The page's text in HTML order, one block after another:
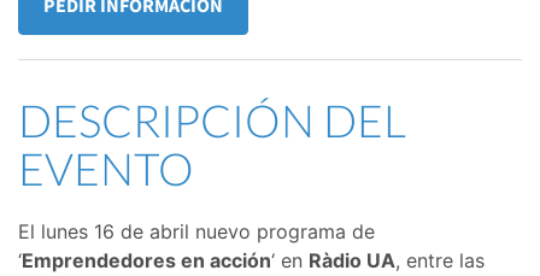
PEDIR INFORMACIÓN
DESCRIPCIÓN DEL
EVENTO
El lunes 16 de abril nuevo programa de
‘Emprendedores en acción‘ en Ràdio UA, entre las